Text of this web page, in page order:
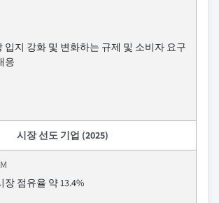
입지 강화 및 변화하는 규제 및 소비자 요구
응
시장 선도 기업 (2025)
장 점유율 약 13.4%